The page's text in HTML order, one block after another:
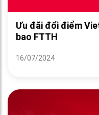
Ưu đãi đổi điểm
bao FTTH
16/07/2024